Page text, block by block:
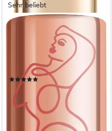
Sehr beliebt
Lippenstift COLOR RICHE
LES NUS, mit Ölen und
Pigmenten, für strahlende
Lippen
(43)
11,99 €
(2.664,44 €/ 1 kg)
lieferbar - in 2-3 Werktagen bei dir